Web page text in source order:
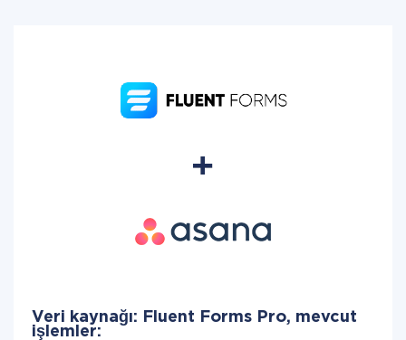
Veri kaynağı: Fluent Forms Pro, mevcut
işlemler: